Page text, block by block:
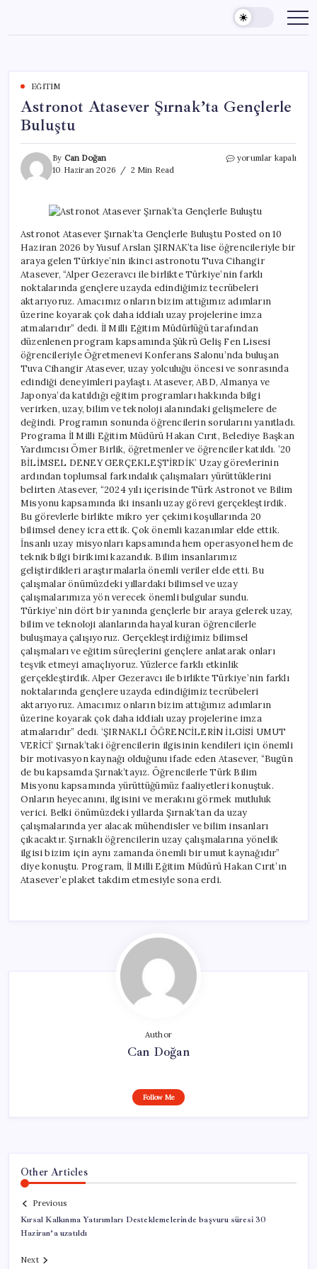
content
EĞITIM
Astronot Atasever Şırnak’ta Gençlerle
Buluştu
By Can Doğan
10 Haziran 2026
2 Min Read
Astronot
Buluştu
için
yorumlar kapalı
Astronot Atasever Şırnak’ta Gençlerle Buluştu Posted on 10
Haziran 2026 by Yusuf Arslan ŞIRNAK’ta lise öğrencileriyle bir
araya gelen Türkiye’nin ikinci astronotu Tuva Cihangir
Atasever, “Alper Gezeravcı ile birlikte Türkiye’nin farklı
noktalarında gençlere uzayda edindiğimiz tecrübeleri
aktarıyoruz. Amacımız onların bizim attığımız adımların
üzerine koyarak çok daha iddialı uzay projelerine imza
atmalarıdır” dedi. İl Milli Eğitim Müdürlüğü tarafından
düzenlenen program kapsamında Şükrü Geliş Fen Lisesi
öğrencileriyle Öğretmenevi Konferans Salonu’nda buluşan
Tuva Cihangir Atasever, uzay yolculuğu öncesi ve sonrasında
edindiği deneyimleri paylaştı. Atasever, ABD, Almanya ve
Japonya’da katıldığı eğitim programları hakkında bilgi
verirken, uzay, bilim ve teknoloji alanındaki gelişmelere de
değindi. Programın sonunda öğrencilerin sorularını yanıtladı.
Programa İl Milli Eğitim Müdürü Hakan Cırıt, Belediye Başkan
Yardımcısı Ömer Birlik, öğretmenler ve öğrenciler katıldı. ’20
BİLİMSEL DENEY GERÇEKLEŞTİRDİK’ Uzay görevlerinin
ardından toplumsal farkındalık çalışmaları yürüttüklerini
belirten Atasever, “2024 yılı içerisinde Türk Astronot ve Bilim
Misyonu kapsamında iki insanlı uzay görevi gerçekleştirdik.
Bu görevlerle birlikte mikro yer çekimi koşullarında 20
bilimsel deney icra ettik. Çok önemli kazanımlar elde ettik.
İnsanlı uzay misyonları kapsamında hem operasyonel hem de
teknik bilgi birikimi kazandık. Bilim insanlarımız
geliştirdikleri araştırmalarla önemli veriler elde etti. Bu
çalışmalar önümüzdeki yıllardaki bilimsel ve uzay
çalışmalarımıza yön verecek önemli bulgular sundu.
Türkiye’nin dört bir yanında gençlerle bir araya gelerek uzay,
bilim ve teknoloji alanlarında hayal kuran öğrencilerle
buluşmaya çalışıyoruz. Gerçekleştirdiğimiz bilimsel
çalışmaları ve eğitim süreçlerini gençlere anlatarak onları
teşvik etmeyi amaçlıyoruz. Yüzlerce farklı etkinlik
gerçekleştirdik. Alper Gezeravcı ile birlikte Türkiye’nin farklı
noktalarında gençlere uzayda edindiğimiz tecrübeleri
aktarıyoruz. Amacımız onların bizim attığımız adımların
üzerine koyarak çok daha iddialı uzay projelerine imza
atmalarıdır” dedi. ‘ŞIRNAKLI ÖĞRENCİLERİN İLGİSİ UMUT
VERİCİ’ Şırnak’taki öğrencilerin ilgisinin kendileri için önemli
bir motivasyon kaynağı olduğunu ifade eden Atasever, “Bugün
de bu kapsamda Şırnak’tayız. Öğrencilerle Türk Bilim
Misyonu kapsamında yürüttüğümüz faaliyetleri konuştuk.
Onların heyecanını, ilgisini ve merakını görmek mutluluk
verici. Belki önümüzdeki yıllarda Şırnak’tan da uzay
çalışmalarında yer alacak mühendisler ve bilim insanları
çıkacaktır. Şırnaklı öğrencilerin uzay çalışmalarına yönelik
ilgisi bizim için aynı zamanda önemli bir umut kaynağıdır”
diye konuştu. Program, İl Milli Eğitim Müdürü Hakan Cırıt’ın
Atasever’e plaket takdim etmesiyle sona erdi.
Author
Can Doğan
Follow Me
Other Articles
Previous
Kırsal Kalkınma Yatırımları Desteklemelerinde başvuru süresi 30
Haziran’a uzatıldı
Next